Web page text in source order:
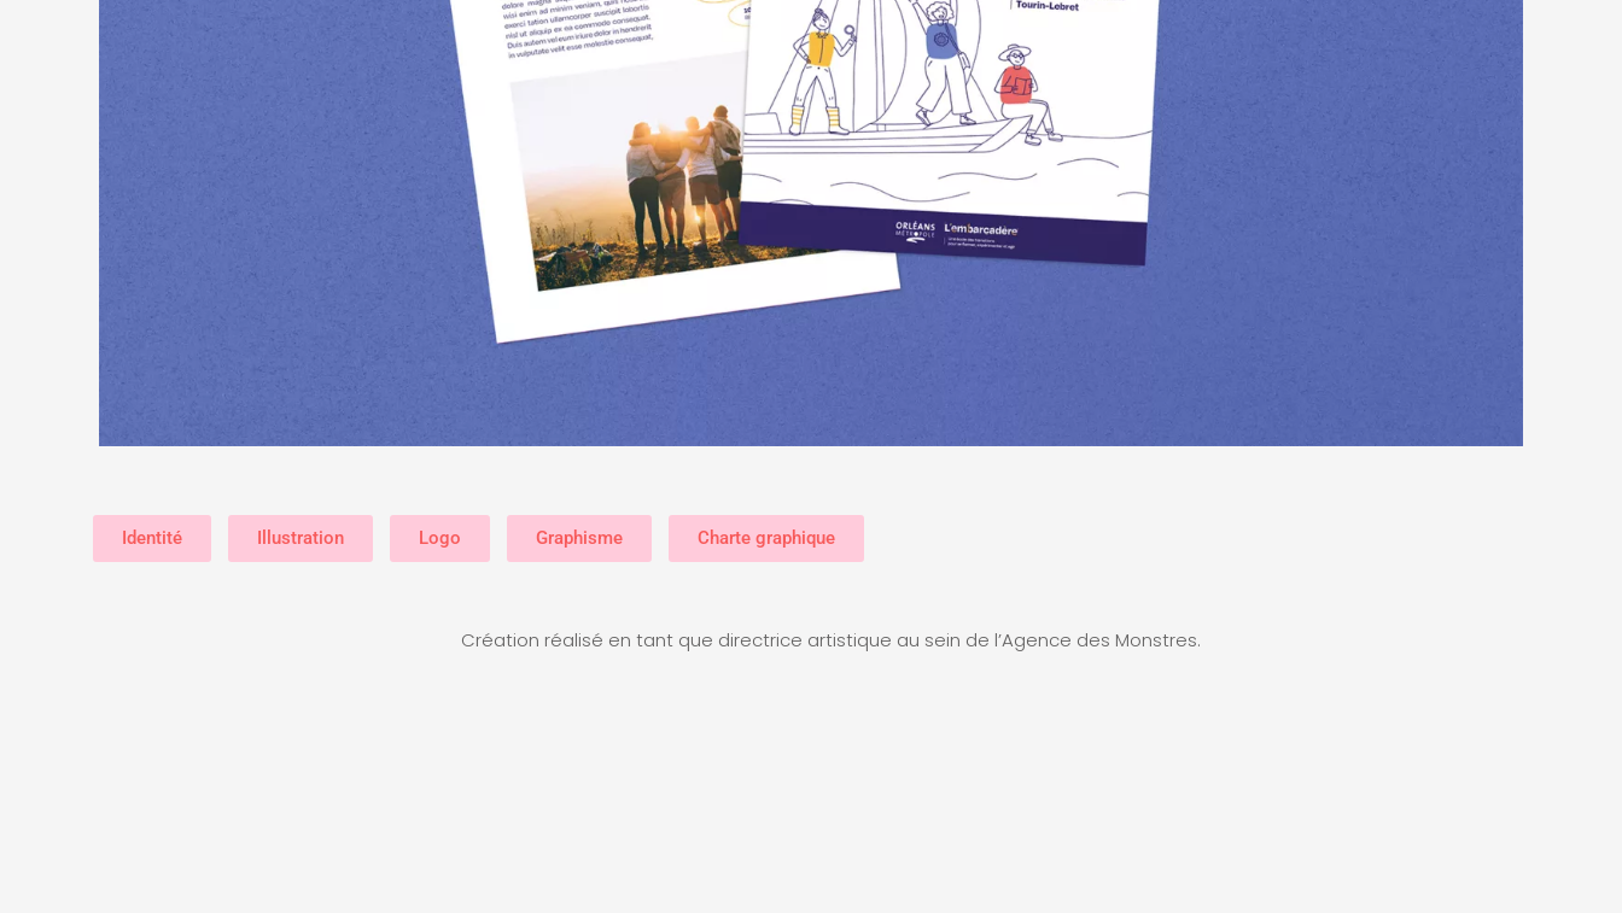
Identité Illustration Logo Graphisme Charte graphique
Création réalisé en tant que directrice artistique au sein de l’Agence des Monstres.